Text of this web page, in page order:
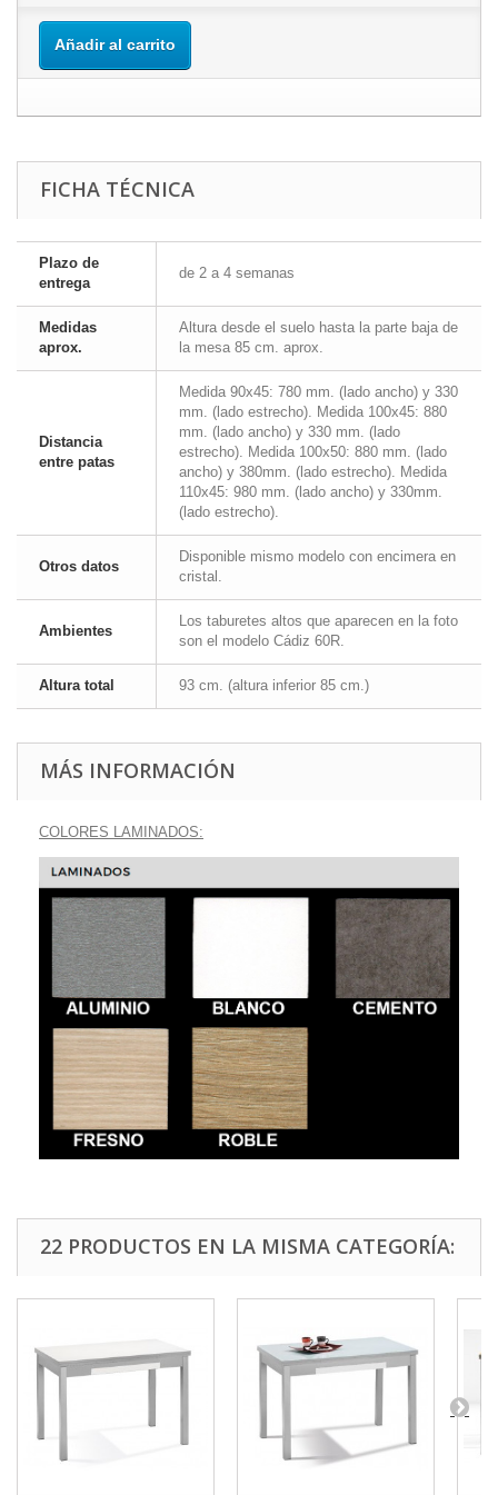
Añadir al carrito
FICHA TÉCNICA
Plazo de
entrega
de 2 a 4 semanas
Medidas
aprox.
Altura desde el suelo hasta la parte baja de
la mesa 85 cm. aprox.
Distancia
entre patas
Medida 90x45: 780 mm. (lado ancho) y 330
mm. (lado estrecho). Medida 100x45: 880
mm. (lado ancho) y 330 mm. (lado
estrecho). Medida 100x50: 880 mm. (lado
ancho) y 380mm. (lado estrecho). Medida
110x45: 980 mm. (lado ancho) y 330mm.
(lado estrecho).
Otros datos
Disponible mismo modelo con encimera en
cristal.
Ambientes
Los taburetes altos que aparecen en la foto
son el modelo Cádiz 60R.
Altura total 93 cm. (altura inferior 85 cm.)
MÁS INFORMACIÓN
COLORES LAMINADOS:
22 PRODUCTOS EN LA MISMA CATEGORÍA: